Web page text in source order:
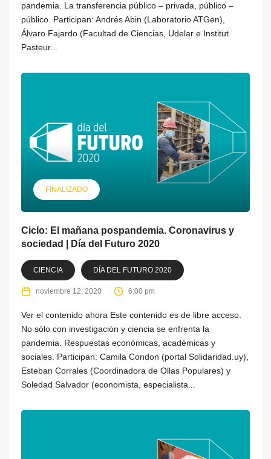
pandemia. La transferencia público – privada, público –
público. Participan: Andrés Abin (Laboratorio ATGen),
Álvaro Fajardo (Facultad de Ciencias, Udelar e Institut
Pasteur...
FINALIZADO
Ciclo: El mañana pospandemia. Coronavirus y
sociedad | Día del Futuro 2020
CIENCIA DÍA DEL FUTURO 2020
noviembre 12, 2020 6:00 pm
Ver el contenido ahora Este contenido es de libre acceso.
No sólo con investigación y ciencia se enfrenta la
pandemia. Respuestas económicas, académicas y
sociales. Participan: Camila Condon (portal Solidaridad.uy),
Esteban Corrales (Coordinadora de Ollas Populares) y
Soledad Salvador (economista, especialista...